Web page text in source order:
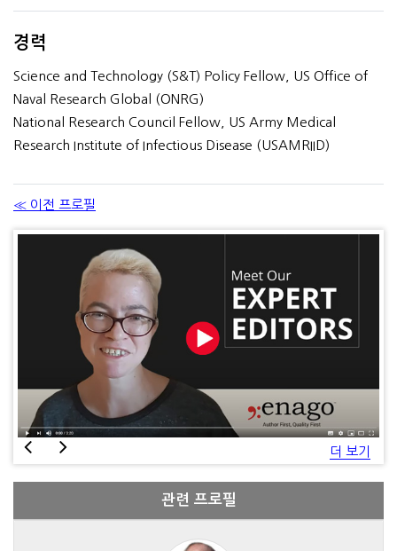
경력
Science and Technology (S&T) Policy Fellow, US Office of
Naval Research Global (ONRG)
National Research Council Fellow, US Army Medical
Research Institute of Infectious Disease (USAMRIID)
≪ 이전 프로필
더 보기
관련 프로필